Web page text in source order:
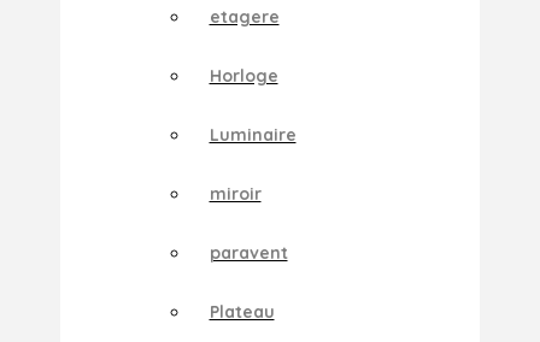
etagere
Horloge
Luminaire
miroir
paravent
Plateau